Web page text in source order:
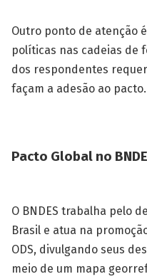
Outro ponto de atenção
políticas nas cadeias de
dos respondentes
façam a adesão ao pacto.
Pacto Global no
O BNDES trabalha pelo
Brasil e atua na
ODS, divulgando seus
meio de um mapa